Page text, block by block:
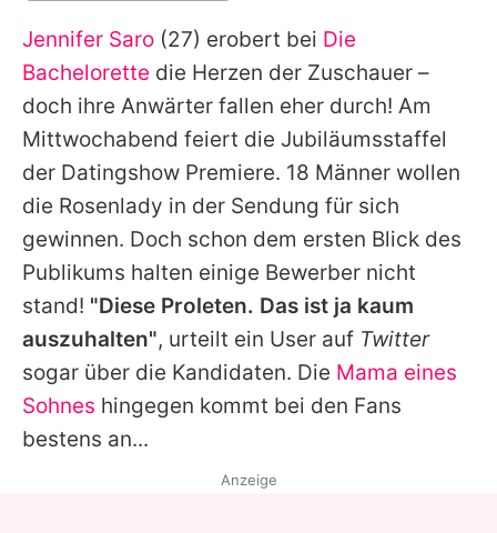
Alle Themen auf Promiflash
Jobs
App runterladen
Team
Redaktionelle Richtlinien
Impressum
Datenschutzerklärung
Jennifer Saro (27) erobert bei Die
Bachelorette die Herzen der Zuschauer –
doch ihre Anwärter fallen eher durch! Am
Mittwochabend feiert die Jubiläumsstaffel
der Datingshow Premiere. 18 Männer wollen
die Rosenlady in der Sendung für sich
gewinnen. Doch schon dem ersten Blick des
Publikums halten einige Bewerber nicht
stand! "Diese Proleten. Das ist ja kaum
auszuhalten", urteilt ein User auf Twitter
sogar über die Kandidaten. Die Mama eines
Sohnes hingegen kommt bei den Fans
bestens an...
Anzeige